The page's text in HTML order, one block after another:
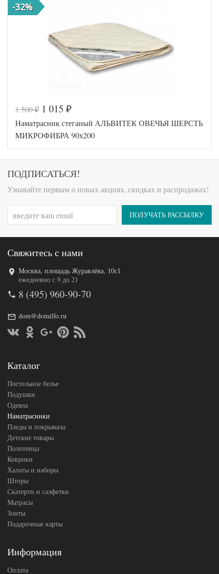
Код товара
Артикул
GG-390
Назначение
Классический
наматрасника
90х200
шерсть
Ткань
Производитель German Grass
-32%
Код товара
520-056
Артикул
2529
Размер
Наполнитель
Овечья
Производитель
1 500₽ 1 015 ₽
Наматрасник стеганый АЛЬВИТЕК ОВЕЧЬЯ ШЕРСТЬ
МИКРОФИБРА 90х200
ПОДПИСАТЬСЯ!
Узнавайте первым о новых акциях, скидках и распродажах!
ПОЛУЧАТЬ РАССЫЛКУ
Свяжитесь с нами
Москва, площадь Журавлёва, 10с1
ежедневно с 9 до 21
8 (495) 960-90-70
dom@domilfo.ru
Каталог
Постельное белье
Подушки
Одеяла
Наматрасники
Пледы и покрывала
Детские товары
Полотенца
Коврики
Халаты и наборы
Шторы
Скатерти и салфетки
Матрасы
Зонты
Подарочные карты
Информация
Оплата